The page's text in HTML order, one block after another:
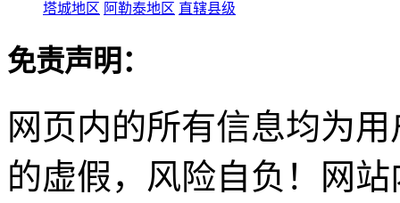
塔城地区 阿勒泰地区 直辖县级
免责声明：
网页内的所有信息均为
的虚假，风险自负！网